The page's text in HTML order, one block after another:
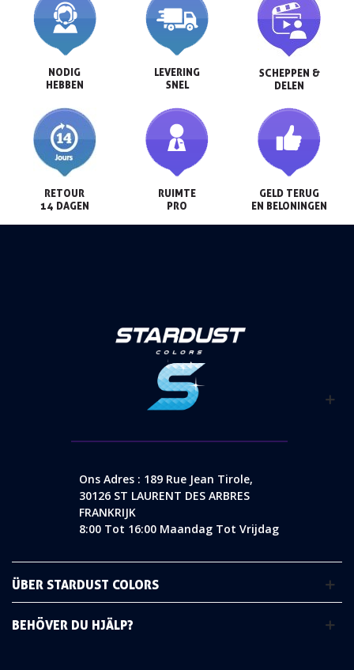
NODIG
HEBBEN
LEVERING
SNEL
SCHEPPEN &
DELEN
RETOUR
14 DAGEN
RUIMTE
PRO
GELD TERUG
EN BELONINGEN
Ons Adres : 189 Rue Jean Tirole,
30126 ST LAURENT DES ARBRES
FRANKRIJK
8:00 Tot 16:00 Maandag Tot Vrijdag
ÜBER STARDUST COLORS
BEHÖVER DU HJÄLP?